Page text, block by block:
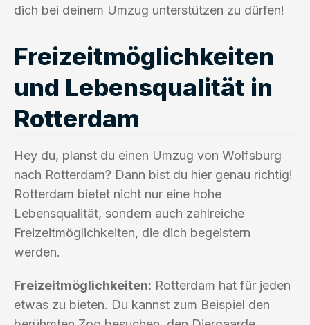
dich bei deinem Umzug unterstützen zu dürfen!
Freizeitmöglichkeiten
und Lebensqualität in
Rotterdam
Hey du, planst du einen Umzug von Wolfsburg
nach Rotterdam? Dann bist du hier genau richtig!
Rotterdam bietet nicht nur eine hohe
Lebensqualität, sondern auch zahlreiche
Freizeitmöglichkeiten, die dich begeistern
werden.
Freizeitmöglichkeiten: Rotterdam hat für jeden
etwas zu bieten. Du kannst zum Beispiel den